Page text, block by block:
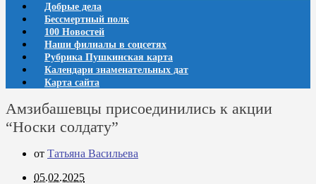
Добрые дела
Бессмертный полк
100 Новостей
Наши филиалы в соцсетях
Рубрика Пушкинская карта
Календари знаменательных дат
Карта сайта
Амзибашевцы присоединились к акции
“Носки солдату”
от Татьяна Васильева
05.02.2025